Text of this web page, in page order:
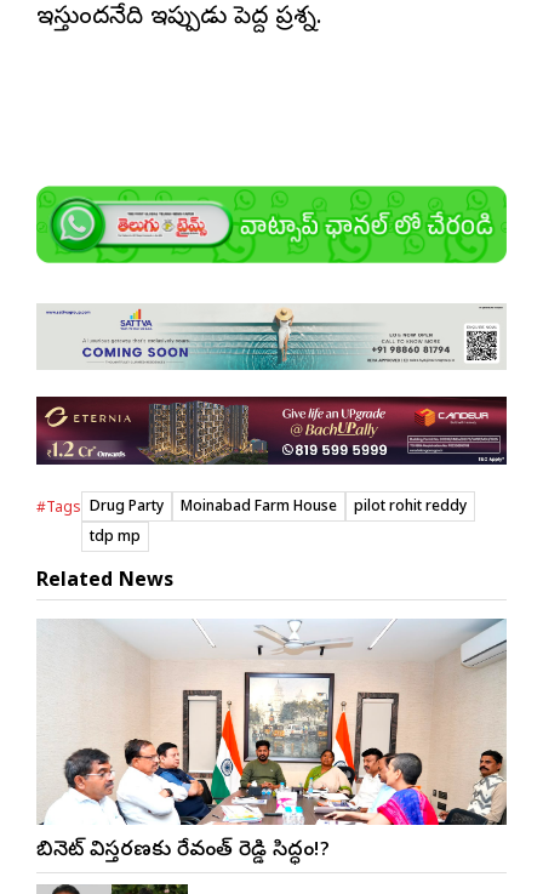
ఇస్తుందనేది ఇప్పుడు పెద్ద ప్రశ్న.
#Tags Drug Party Moinabad Farm House
pilot rohit reddy
tdp mp
Related News
కేబినెట్ విస్తరణకు రేవంత్ రెడ్డి సిద్ధం!?